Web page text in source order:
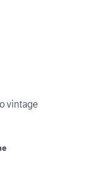
vintage